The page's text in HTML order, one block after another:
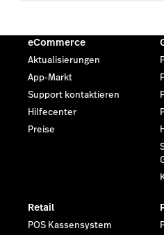
eCommerce
Aktualisierungen
App-Markt
Support kontaktieren
Hilfecenter
Preise
Retail
POS Kassensystem